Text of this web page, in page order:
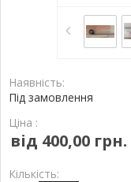
Наявність:
Під замовлення
Ціна :
від 400,00 грн.
Кількість: